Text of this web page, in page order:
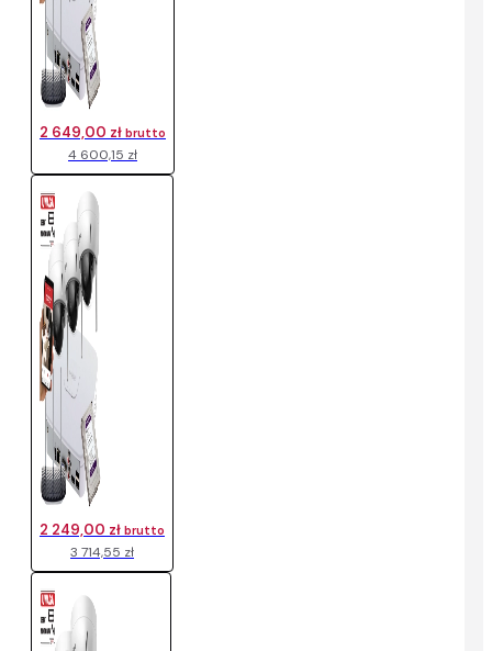
4 600,15 zł
2 649,00 zł brutto
3 714,55 zł
2 249,00 zł brutto